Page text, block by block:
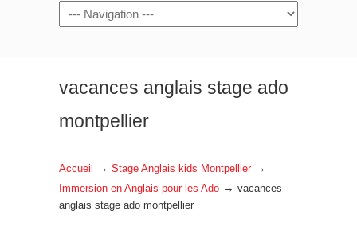
Navigation
vacances anglais stage ado
montpellier
Accueil → Stage Anglais kids Montpellier→
Immersion en Anglais pour les Ado → vacances
anglais stage ado montpellier